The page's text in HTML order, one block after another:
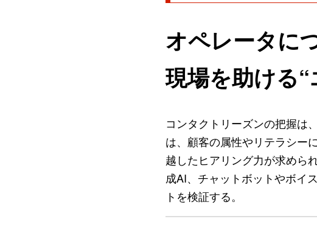
オペレータに
現場を助ける
コンタクトリーズンの把握は
は、顧客の属性やリテラシー
越したヒアリング力が求めら
成AI、チャットボットやボイ
トを検証する。